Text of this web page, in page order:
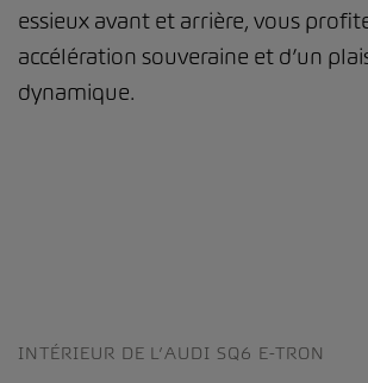
essieux avant et arrière, vous
accélération souveraine et d’un
dynamique.
INTÉRIEUR DE L’AUDI SQ6 E-TRON